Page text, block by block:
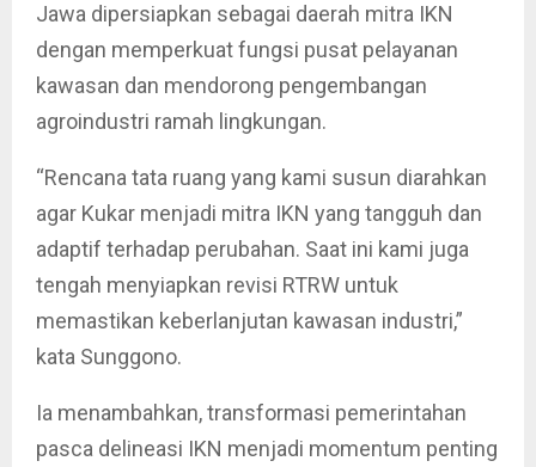
Jawa dipersiapkan sebagai daerah mitra IKN
dengan memperkuat fungsi pusat pelayanan
kawasan dan mendorong pengembangan
agroindustri ramah lingkungan.
“Rencana tata ruang yang kami susun diarahkan
agar Kukar menjadi mitra IKN yang tangguh dan
adaptif terhadap perubahan. Saat ini kami juga
tengah menyiapkan revisi RTRW untuk
memastikan keberlanjutan kawasan industri,”
kata Sunggono.
Ia menambahkan, transformasi pemerintahan
pasca delineasi IKN menjadi momentum penting